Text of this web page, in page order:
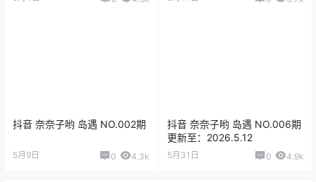
抖音 奈奈子哟 岛遇 NO.002期
5月9日 0 4.3k
抖音 奈奈子哟 岛遇 NO.006期
更新至：2026.5.12
5月31日 0 4.9k